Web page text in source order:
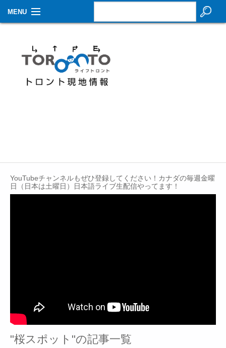
MENU
生活情報
その他
YouTubeチャンネルもぜひ登録してください！カナダの毎週金曜
日（日本は土曜日）日本語ライブ生配信やってます！
"桜スポット"の記事一覧